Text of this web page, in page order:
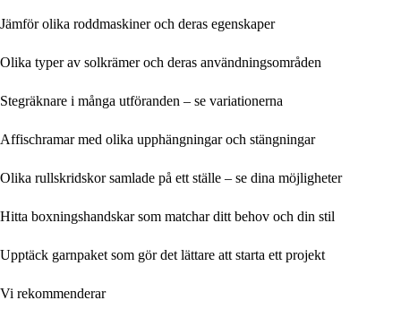
Jämför olika roddmaskiner och deras egenskaper
Olika typer av solkrämer och deras användningsområden
Stegräknare i många utföranden – se variationerna
Affischramar med olika upphängningar och stängningar
Olika rullskridskor samlade på ett ställe – se dina möjligheter
Hitta boxningshandskar som matchar ditt behov och din stil
Upptäck garnpaket som gör det lättare att starta ett projekt
Vi rekommenderar